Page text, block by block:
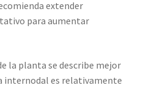
extender
para aumentar
la planta se describe mejor
internodal es relativamente